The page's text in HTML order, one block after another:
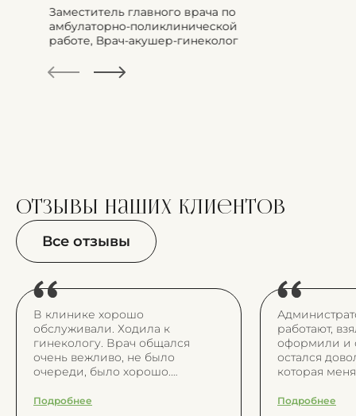
Заместитель главного врача по
амбулаторно-поликлинической
работе, Врач-акушер-гинеколог
отзывы наших клиентов
Все отзывы
В клинике хорошо
обслуживали. Ходила к
гинекологу. Врач общался
очень вежливо, не было
очереди, было хорошо.
Подробнее
работают,
оформили и
остался
которая
объяснила и
Подробнее